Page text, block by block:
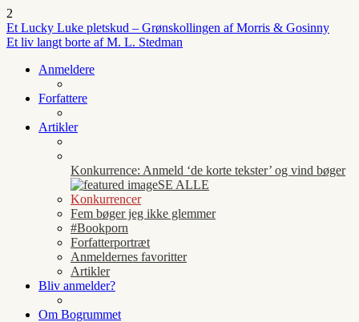
2
Et Lucky Luke pletskud – Grønskollingen af Morris & Gosinny
Et liv langt borte af M. L. Stedman
Anmeldere
Forfattere
Artikler
Konkurrence: Anmeld ‘de korte tekster’ og vind bøger
SE ALLE
Konkurrencer
Fem bøger jeg ikke glemmer
#Bookporn
Forfatterportræt
Anmeldernes favoritter
Artikler
Bliv anmelder?
Om Bogrummet